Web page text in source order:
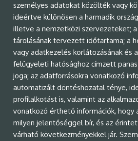
személyes adatokat közölték vagy
ideértve különösen a harmadik
illetve a nemzetközi szervezeteket;
tárolásának tervezett időtartama; a
vagy adatkezelés korlátozásának és
felügyeleti hatósághoz címzett
joga; az adatforrásokra vonatkozó
automatizált döntéshozatal ténye,
profilalkotást is, valamint az
vonatkozó érthető információk, hogy
milyen jelentőséggel bír, és az
várható következményekkel jár.